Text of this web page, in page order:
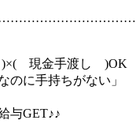
現金手渡し )OK
のに手持ちがない」
与GET♪♪